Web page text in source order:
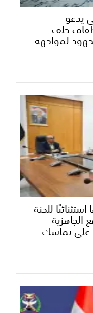
يدعو
خلف
لمواجهة
للجنة
على تماسك